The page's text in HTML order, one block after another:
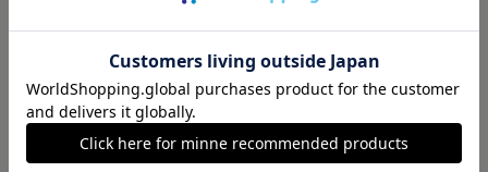
minneの本
企業の方へ